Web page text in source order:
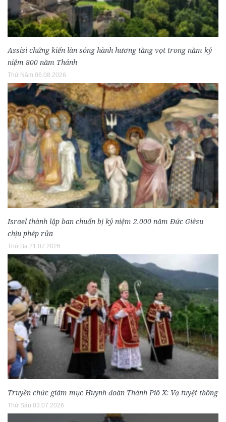
Assisi chứng kiến làn sóng hành hương tăng vọt trong năm kỷ
niệm 800 năm Thánh
Thứ Năm 06.08.2026
Israel thành lập ban chuẩn bị kỷ niệm 2.000 năm Đức Giêsu
chịu phép rửa
Thứ Ba 21.07.2026
Truyền chức giám mục Huynh đoàn Thánh Piô X: Vạ tuyệt thông
Thứ Sáu 03.07.2026